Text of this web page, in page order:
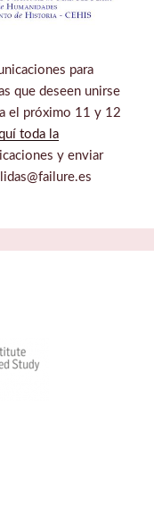
para
que deseen unirse
el próximo 11 y 12
toda la
y enviar